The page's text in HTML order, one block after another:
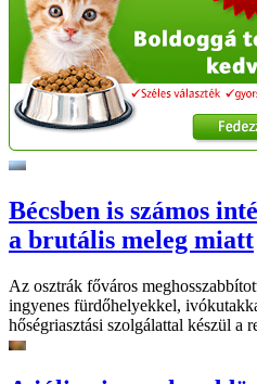
Bécsben is számos
a brutális meleg miatt
Az osztrák főváros
ingyenes fürdőhelyekkel,
hőségriasztási szolgálattal készül a